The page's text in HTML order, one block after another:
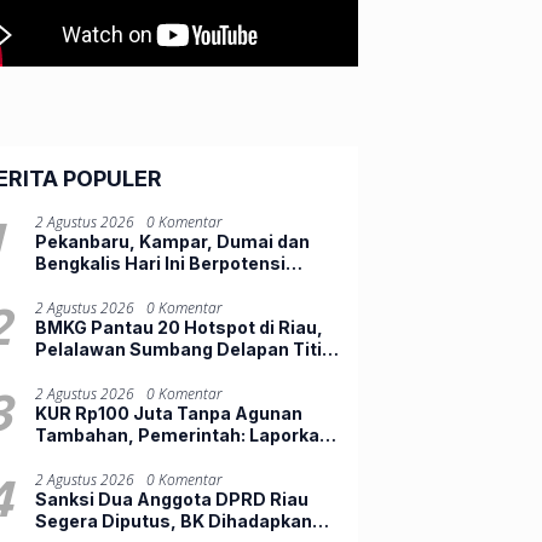
POPULER
2 Agustus 2026
0 Komentar
Pekanbaru, Kampar, Dumai dan
Bengkalis Hari Ini Berpotensi
2 Agustus 2026
0 Komentar
BMKG Pantau 20 Hotspot di Riau,
Pelalawan Sumbang Delapan Titik
2 Agustus 2026
0 Komentar
KUR Rp100 Juta Tanpa Agunan
Tambahan, Pemerintah: Laporkan
2 Agustus 2026
0 Komentar
Sanksi Dua Anggota DPRD Riau
Segera Diputus, BK Dihadapkan